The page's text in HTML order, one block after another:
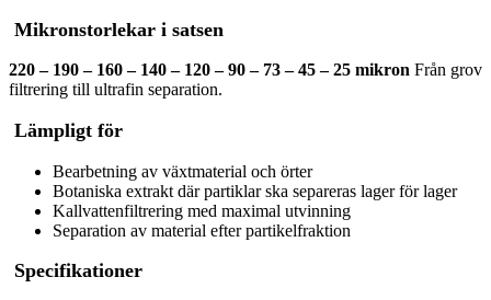
Mikronstorlekar i satsen
220 – 190 – 160 – 140 – 120 – 90 – 73 – 45 – 25 mikron Från grov
filtrering till ultrafin separation.
Lämpligt för
Bearbetning av växtmaterial och örter
Botaniska extrakt där partiklar ska separeras lager för lager
Kallvattenfiltrering med maximal utvinning
Separation av material efter partikelfraktion
Specifikationer